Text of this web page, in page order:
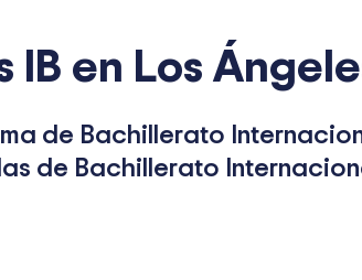
IB en Los
de Bachillerato
de Bachillerato